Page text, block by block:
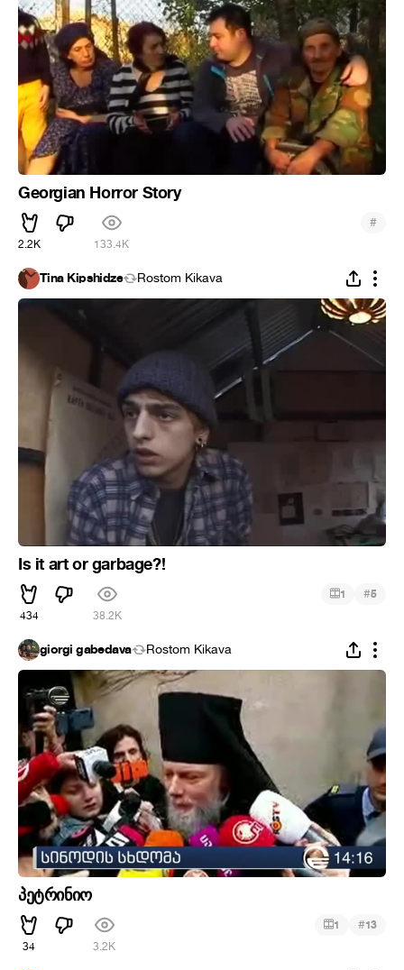
Georgian Horror Story
2.2K 133.4K
#
Tina Kipshidze Rostom Kikava
Is it art or garbage?!
434 38.2K
1 #5
giorgi gabedava Rostom Kikava
პეტრინიო
34 3.2K
1 #13